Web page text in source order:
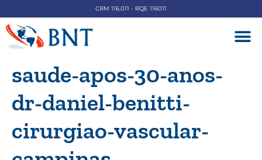
CRM 116.011 - RQE 116011
saude-apos-30-anos-
dr-daniel-benitti-
cirurgiao-vascular-